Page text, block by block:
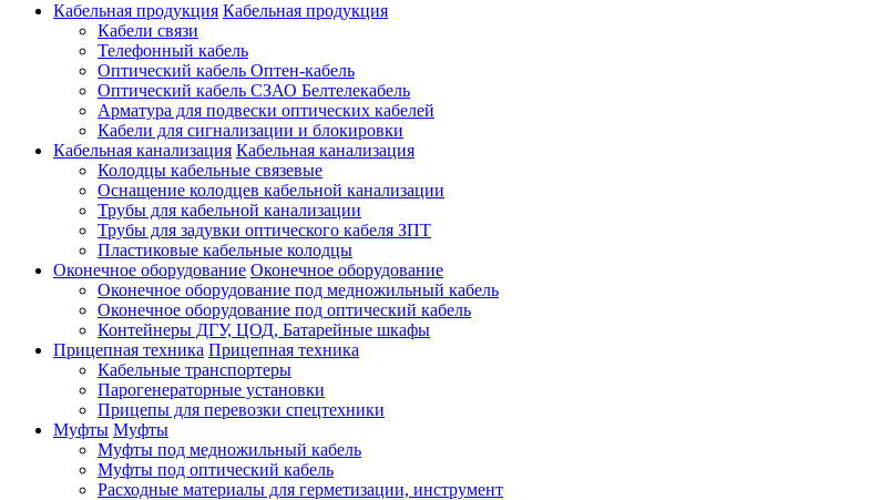
Кабельная продукция Кабельная продукция
Кабели связи
Телефонный кабель
Оптический кабель Оптен-кабель
Оптический кабель СЗАО Белтелекабель
Арматура для подвески оптических кабелей
Кабели для сигнализации и блокировки
Кабельная канализация Кабельная канализация
Колодцы кабельные связевые
Оснащение колодцев кабельной канализации
Трубы для кабельной канализации
Трубы для задувки оптического кабеля ЗПТ
Пластиковые кабельные колодцы
Оконечное оборудование Оконечное оборудование
Оконечное оборудование под медножильный кабель
Оконечное оборудование под оптический кабель
Контейнеры ДГУ, ЦОД, Батарейные шкафы
Прицепная техника Прицепная техника
Кабельные транспортеры
Парогенераторные установки
Прицепы для перевозки спецтехники
Муфты Муфты
Муфты под медножильный кабель
Муфты под оптический кабель
Расходные материалы для герметизации, инструмент